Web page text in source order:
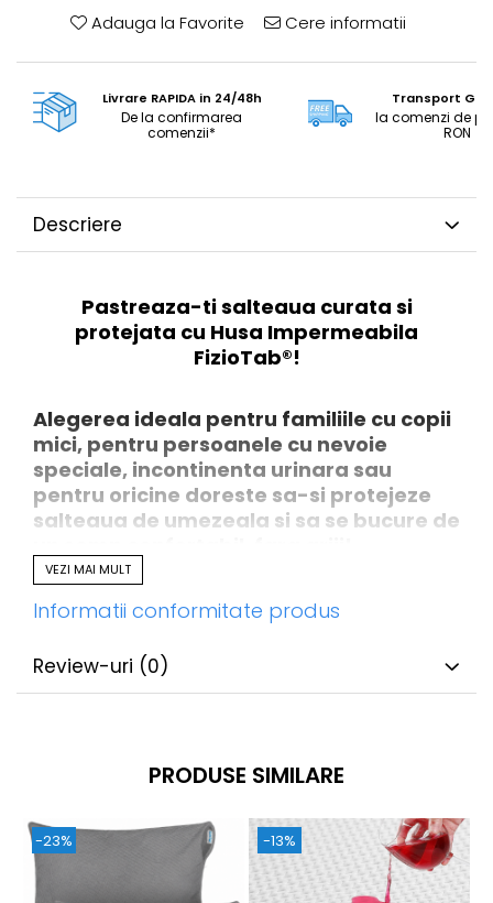
Adauga la Favorite
Cere informatii
Livrare RAPIDA in 24/48h
De la confirmarea
comenzii*
Transport
la comenzi de
RON
Descriere
Pastreaza-ti salteaua curata si
protejata cu Husa Impermeabila
FizioTab®!
Alegerea ideala pentru familiile cu copii
mici, pentru persoanele cu nevoie
speciale, incontinenta urinara sau
pentru oricine doreste sa-si protejeze
salteaua de umezeala si sa se bucure de
✅CARACTERISTICILE HUSEI IMPERMEABILE
Calitate garantata FizioTab®–
rezistenta si durabilitate!
bambus, hipoalergenica– moale,
placuta la atingere si delicata cu
pielea, ofera un confort termic natural
VEZI MAI MULT
Informatii conformitate produs
Review-uri (0)
PRODUSE SIMILARE
-23% -13%